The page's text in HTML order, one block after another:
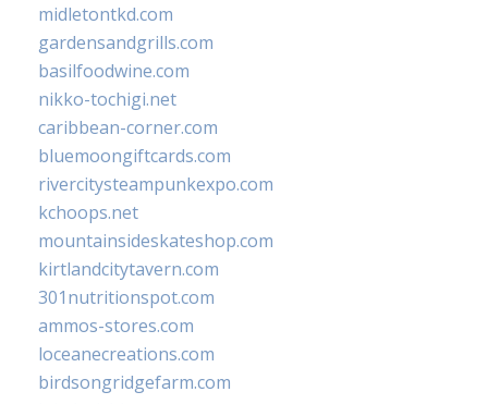
midletontkd.com
gardensandgrills.com
basilfoodwine.com
nikko-tochigi.net
caribbean-corner.com
bluemoongiftcards.com
rivercitysteampunkexpo.com
kchoops.net
mountainsideskateshop.com
kirtlandcitytavern.com
301nutritionspot.com
ammos-stores.com
loceanecreations.com
birdsongridgefarm.com